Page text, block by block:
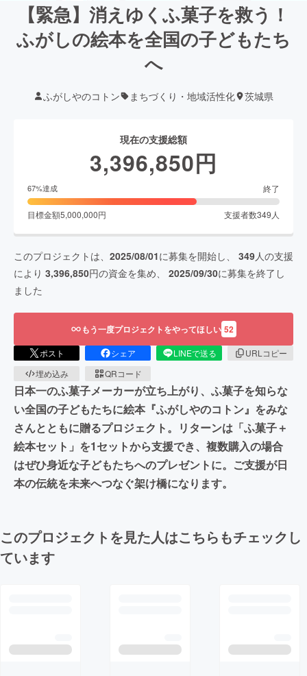
【緊急】消えゆくふ菓子を救う！
ふがしの絵本を全国の子どもたち
へ
ふがしやのコトン まちづくり・地域活性化 茨城県
現在の支援総額
3,396,850円
67%達成 終了
目標金額5,000,000円 支援者数349 人
このプロジェクトは、 2025/08/01に募集を開始し、 349人の支援
により 3,396,850円の資金を集め、 2025/09/30に募集を終了し
ました
もう一度プロジェクトをやってほしい 52
ポスト シェア LINEで送る
URLコピー
埋め込み
QRコード
日本一のふ菓子メーカーが立ち上がり、ふ菓子を知らな
い全国の子どもたちに絵本『ふがしやのコトン』をみな
さんとともに贈るプロジェクト。リターンは「ふ菓子＋
絵本セット」を1セットから支援でき、複数購入の場合
はぜひ身近な子どもたちへのプレゼントに。ご支援が日
本の伝統を未来へつなぐ架け橋になります。
このプロジェクトを見た人はこちらもチェックし
ています